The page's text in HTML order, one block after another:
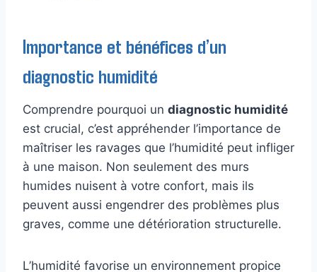
Importance et bénéfices d’un
diagnostic humidité
Comprendre pourquoi un diagnostic humidité
est crucial, c’est appréhender l’importance de
maîtriser les ravages que l’humidité peut infliger
à une maison. Non seulement des murs
humides nuisent à votre confort, mais ils
peuvent aussi engendrer des problèmes plus
graves, comme une détérioration structurelle.
L’humidité favorise un environnement propice